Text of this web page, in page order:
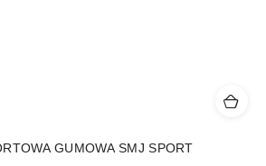
GUMOWA SMJ SPORT